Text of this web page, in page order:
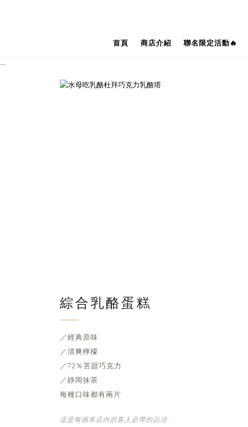
首頁 商店介紹 聯名限定活動🔥
綜合乳酪蛋糕
／經典原味
／清爽檸檬
／72％苦甜巧克力
／靜岡抹茶
每種口味都有兩片
這是每個來店內的客人必帶的品項